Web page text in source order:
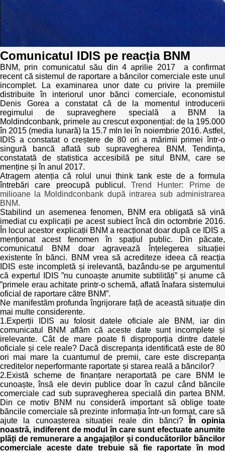
Inițiative în derulare
Inițiative desfășurate
Manual de proceduri
Note & poziții​
Organigrama IDIS
Anunțuri
Consiliul consulativ internațional IDIS
Laborator sociometric
Transparența guvernării locale
People Watch
Proces democratic
Agenda Națională de Business
Puterea hibridă
15 minute de realism economic
Trend Hunter
Buletin EU-STRAT
Aplică la BUNELE PRACTICI
Transparența întreprinderilor de stat
Cele mai bune și cele mai proaste politici locale din
Moldova
Democrația, independența și transparența instituțiilor
publice-cheie din Moldova
Achiziții publice
Achizițiile publice în vizorul societății civile
Comunicatul IDIS pe reacția BNM
BNM, prin comunicatul său din 4 aprilie 2017 a confirmat
recent că sistemul de raportare a băncilor comerciale este unul
incomplet. La examinarea unor date cu privire la premiile
distribuite în interiorul unor bănci comerciale, economistul
Denis Gorea a constatat că de la momentul introducerii
regimului de supraveghere specială a BNM la
Moldindconbank, primele au crescut exponențial: de la 195.000
în 2015 (media lunară) la 15.7 mln lei în noiembrie 2016. Astfel,
IDIS a constatat o creștere de 80 ori a mărimii primei într-o
singură bancă aflată sub supravegherea BNM. Tendința,
constatată de statistica accesibilă pe situl BNM, care se
menține și în anul 2017.
Atragem atenția că rolul unui think tank este de a formula
întrebări care preocupă publicul.Trend Hunter: Prime de
milioane la Moldindconbank după intrarea sub administrarea
BNM.
Stabilind un asemenea fenomen, BNM era obligată să vină
imediat cu explicații pe acest subiect încă din octombrie 2016.
În locul acestor explicații BNM a reacționat doar după ce IDIS a
menționat acest fenomen în spațiul public. Din păcate,
comunicatul BNM doar agravează înțelegerea situației
existente în bănci. BNM vrea să acrediteze ideea că reacția
IDIS este incompletă și irelevantă, bazându-se pe argumentul
că expertul IDIS ”nu cunoaște anumite subtilități” și anume că
”primele erau achitate printr-o schemă, aflată înafara sistemului
oficial de raportare către BNM”.
Ne manifestăm profunda îngrijorare față de această situație din
mai multe considerente.
1.Experții IDIS au folosit datele oficiale ale BNM, iar din
comunicatul BNM aflăm că aceste date sunt incomplete și
irelevante. Cât de mare poate fi disproporția dintre datele
oficiale și cele reale? Dacă discrepanța identificată este de 80
ori mai mare la cuantumul de premii, care este discrepanța
creditelor neperformante raportate și starea reală a băncilor?
2.Există scheme de finanțare neraportată pe care BNM le
cunoaște, însă ele devin publice doar în cazul când băncile
comerciale cad sub supravegherea specială din partea BNM.
Din ce motiv BNM nu consideră important să oblige toate
băncile comerciale să prezinte informația într-un format, care să
ajute la cunoașterea situației reale din bănci?
În opinia
noastră, indiferent de modul în care sunt efectuate anumite
plăți de remunerare a angajaților și conducătorilor băncilor
comerciale aceste date trebuie să fie raportate în mod